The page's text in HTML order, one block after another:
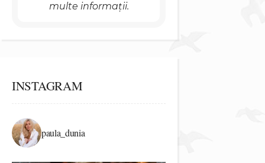
multe informații.
INSTAGRAM
paula_dunia